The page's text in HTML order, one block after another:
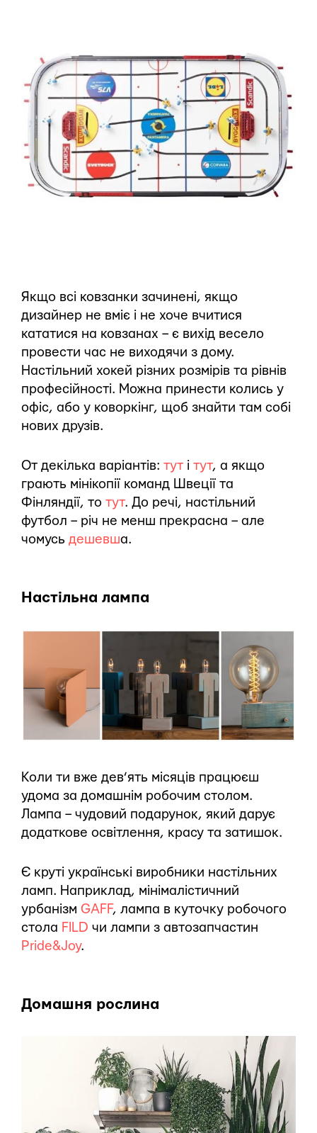
Якщо всі ковзанки зачинені, якщо
дизайнер не вміє і не хоче вчитися
кататися на ковзанах – є вихід весело
провести час не виходячи з дому.
Настільний хокей різних розмірів та рівнів
професійності. Можна принести колись у
офіс, або у коворкінг, щоб знайти там собі
нових друзів.
От декілька варіантів: тут і тут, а якщо
грають мінікопії команд Швеції та
Фінляндії, то тут. До речі, настільний
футбол – річ не менш прекрасна – але
чомусь дешевша.
Настільна лампа
Коли ти вже дев’ять місяців працюєш
удома за домашнім робочим столом.
Лампа – чудовий подарунок, який дарує
додаткове освітлення, красу та затишок.
Є круті українські виробники настільних
ламп. Наприклад, мінімалістичний
урбанізм GAFF, лампа в куточку робочого
стола FILD чи лампи з автозапчастин
Pride&Joy.
Домашня рослина